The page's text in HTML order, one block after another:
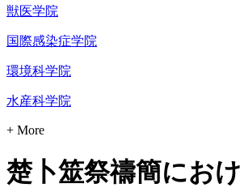
獣医学院
国際感染症学院
環境科学院
水産科学院
+ More
楚卜筮祭禱簡にお